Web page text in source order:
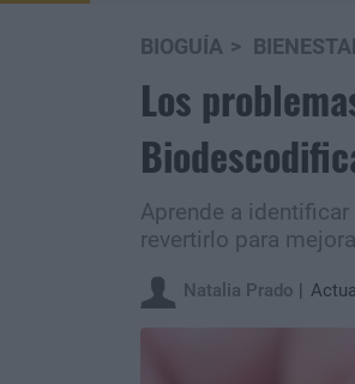
BIOGUÍA
Los
Aprende a
revertirlo para
Natalia Prado